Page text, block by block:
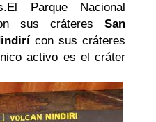
El Parque Nacional
sus cráteresSan
con sus cráteres
activo es el cráter